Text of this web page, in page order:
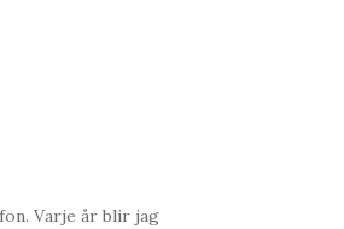
Varje år blir jag